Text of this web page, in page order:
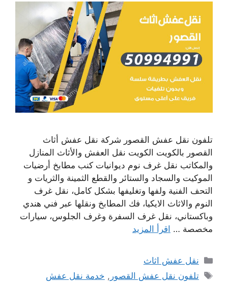
تلفون نقل عفش القصور شركة نقل عفش أثاث
القصور بالكويت الكويت نقل العفش والأثاث المنازل
والمكاتب نقل غرف نوم ديوانيات كنب مطابخ أرضيات
الموكيت والسجاد والستائر والقطع الثمينة والثريات و
التحف الفنية ولفها وتغليفها بشكل كامل، نقل غرف
النوم والاثاث الايكيا، فك المطابخ ونقلها عبر فني هندي
وباكستاني، نقل غرف السفرة وغرف الجلوس، سيارات
مخصصة … اقرأ المزيد
التصنيفات
نقل عفش اثاث
الوسوم
تلفون نقل عفش القصور , خدمة نقل عفش